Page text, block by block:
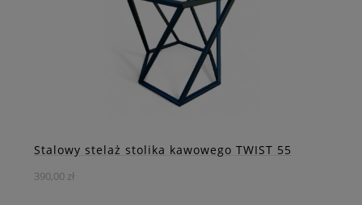
DO KOSZYKA
ZOBACZ WIĘCEJ
Stalowy stelaż stolika kawowego TWIST 55
390,00 zł